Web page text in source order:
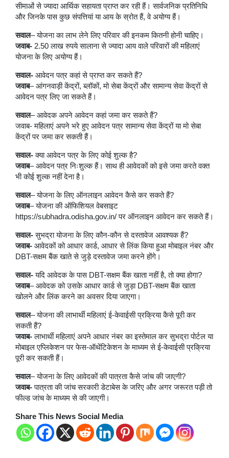
सीमाओं से ज्यादा आर्थिक सहायता प्राप्त कर रही हैं। सार्वजनिक प्रतिनिधि
और जिनके पास कुछ संपत्तियां या आय के स्रोत हैं, वे अयोग्य हैं।
सवाल– योजना का लाभ लेने लिए परिवार की इनकम कितनी होनी चाहिए।
जवाब- 2.50 लाख रुपये सालाना से ज्यादा आय वाले परिवारों की महिलाएं
योजना के लिए अयोग्य हैं।
सवाल- आवेदन पत्र कहां से प्राप्त कर सकते हैं?
जवाब– आंगनवाड़ी केंद्रों, ब्लॉकों, मो सेबा केंद्रों और सामान्य सेवा केंद्रों से
आवेदन पत्र लिए जा सकते हैं।
सवाल– आवेदक अपने आवेदन कहां जमा कर सकते हैं?
जवाब- महिलाएं अपने भरे हुए आवेदन पत्र सामान्य सेवा केंद्रों या मो सेबा
केंद्रों पर जमा कर सकती हैं।
सवाल-क्या आवेदन पत्र के लिए कोई शुल्क है?
जवाब– आवेदन पत्र निःशुल्क हैं। साथ ही आवेदकों को इसे जमा करते वक्त
भी कोई शुल्क नहीं देना है।
सवाल– योजना के लिए ऑनलाइन आवेदन कैसे कर सकते हैं?
जवाब– योजना की ऑफिशियल वेबसाइट
https://subhadra.odisha.gov.in/ पर ऑनलाइन आवेदन कर सकते हैं।
सवाल-सुभद्रा योजना के लिए कौन-कौन से दस्तावेज आवश्यक हैं?
जवाब- आवेदकों को आधार कार्ड, आधार से लिंक किया हुआ मोबाइल नंबर और
DBT-सक्षम बैंक खाते से जुड़े दस्तावेज जमा करने होंगे।
सवाल-यदि आवेदक के पास DBT-सक्षम बैंक खाता नहीं है, तो क्या होगा?
जवाब– आवेदक को उसके आधार कार्ड से जुड़ा DBT-सक्षम बैंक खाता
खोलने और लिंक करने का अवसर दिया जाएगा।
सवाल– योजना की लाभार्थी महिलाएं ई-केवाईसी प्रक्रिया कैसे पूरी कर
सकती हैं?
जवाब-लाभार्थी महिलाएं अपने आधार नंबर का इस्तेमाल कर सुभद्रा पोर्टल या
मोबाइल एप्लिकेशन पर फेस-ऑथेंटिकेशन के माध्यम से ई-केवाईसी प्रक्रिया
पूरी कर सकती हैं।
सवाल– योजना के लिए आवेदकों की पात्रता कैसे जांच की जाएगी?
जवाब-पात्रता की जांच सरकारी डेटाबेस के जरिए और अगर जरूरत पड़ी तो
फील्ड जांच के माध्यम से की जाएगी।
Share This News Social Media